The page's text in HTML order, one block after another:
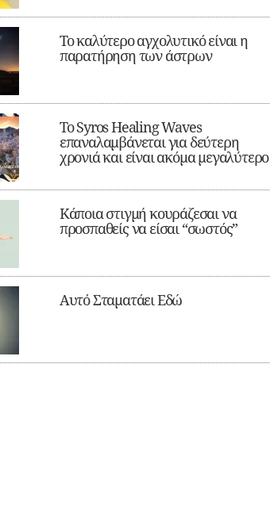
Το καλύτερο αγχολυτικό είναι η
παρατήρηση των άστρων
Το Syros Healing Waves
επαναλαμβάνεται για δεύτερη
χρονιά και είναι ακόμα μεγαλύτερο
Κάποια στιγμή κουράζεσαι να
προσπαθείς να είσαι “σωστός”
Αυτό Σταματάει Εδώ